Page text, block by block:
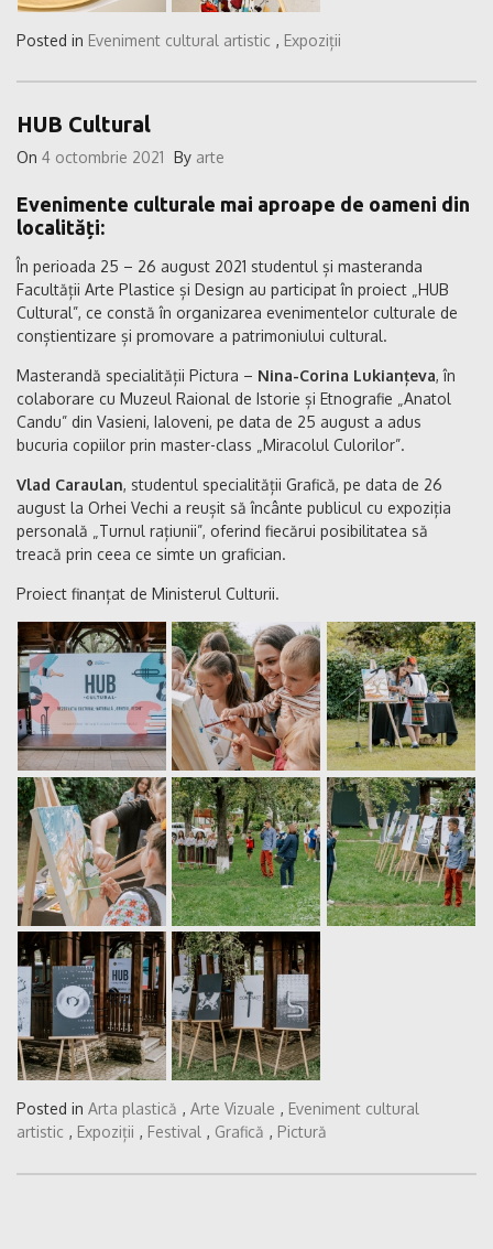
Posted in Eveniment cultural artistic , Expoziții
HUB Cultural
On 4 octombrie 2021 By arte
Evenimente culturale mai aproape de oameni din
localități:
În perioada 25 – 26 august 2021 studentul și masteranda
Facultății Arte Plastice și Design au participat în proiect „HUB
Cultural”, ce constă în organizarea evenimentelor culturale de
conștientizare și promovare a patrimoniului cultural.
Masterandă specialității Pictura – Nina-Corina Lukianțeva, în
colaborare cu Muzeul Raional de Istorie și Etnografie „Anatol
Candu” din Vasieni, Ialoveni, pe data de 25 august a adus
bucuria copiilor prin master-class „Miracolul Culorilor”.
Vlad Caraulan, studentul specialității Grafică, pe data de 26
august la Orhei Vechi a reușit să încânte publicul cu expoziția
personală „Turnul rațiunii”, oferind fiecărui posibilitatea să
treacă prin ceea ce simte un grafician.
Proiect finanțat de Ministerul Culturii.
Posted in Arta plastică , Arte Vizuale , Eveniment cultural
artistic , Expoziții , Festival , Grafică , Pictură